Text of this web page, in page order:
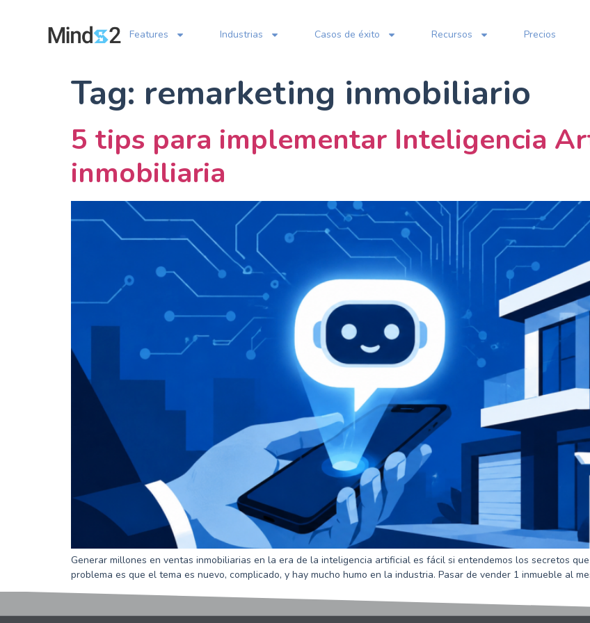
Features Industrias Casos de éxito Recursos Precios
Tag: remarketing inmobiliario
5 tips para implementar Inteligencia
inmobiliaria
Generar millones en ventas inmobiliarias en la era de la inteligencia artificial es fácil si entendemos los secretos
problema es que el tema es nuevo, complicado, y hay mucho humo en la industria. Pasar de vender 1 inmueble al